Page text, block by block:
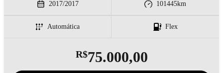
2017/2017 101445km
Automática Flex
R$75.000,00